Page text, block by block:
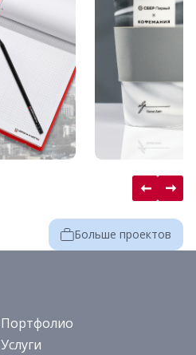
Больше проектов
Портфолио
Услуги